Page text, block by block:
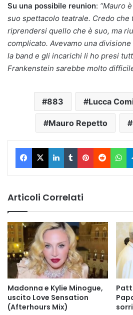
Su una possibile reunion: “Mauro
suo spettacolo teatrale. Credo che
riprendersi quello che è suo, ma
complicato. Avevamo una divisione
la band e gli incarichi li ho presi
Frankenstein sarebbe molto
883 Lucca
Mauro Repetto
Facebook
X LinkedIn
TumblrPinterest
Reddit
Articoli Correlati
Madonna e Kylie Minogue,
uscito Love Sensation
(Afterhours Mix)